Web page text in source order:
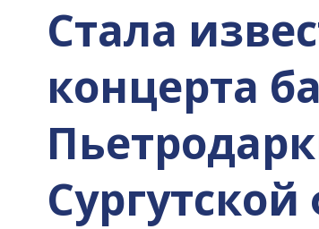
Стала
концерта